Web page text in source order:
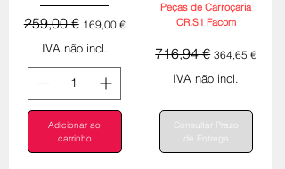
Preço normal
259,00 € Preço promocional
169,00 €
IVA não incl.
Adicionar ao
carrinho
Peças de Carroçaria
CR.S1 Facom
Preço normal
716,94 € Preço
364,65 €
IVA não incl.
Consultar Prazo
de Entrega